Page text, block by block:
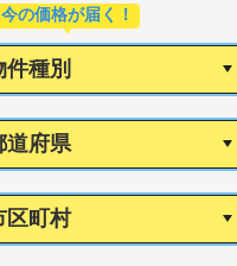
今の価格が届く！